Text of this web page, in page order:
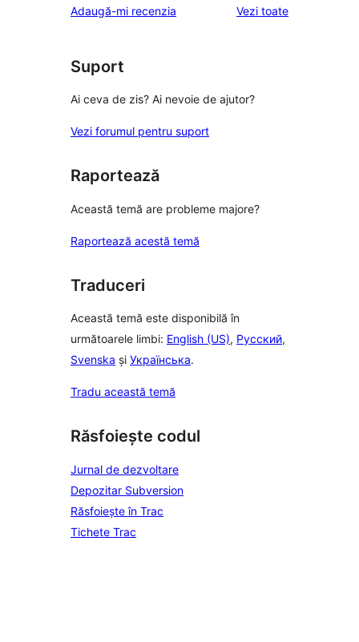
(stele)
recenzii
–
(stele)
Adaugă-mi recenzia Vezi toaterecenziile
Suport
Ai ceva de zis? Ai nevoie de ajutor?
Vezi forumul pentru suport
Raportează
Această temă are probleme majore?
Raportează acestă temă
Traduceri
Această temă este disponibilă în
următoarele limbi: English (US), Русский,
Svenska și Українська.
Tradu această temă
Răsfoiește codul
Jurnal de dezvoltare
Depozitar Subversion
Răsfoiește în Trac
Tichete Trac